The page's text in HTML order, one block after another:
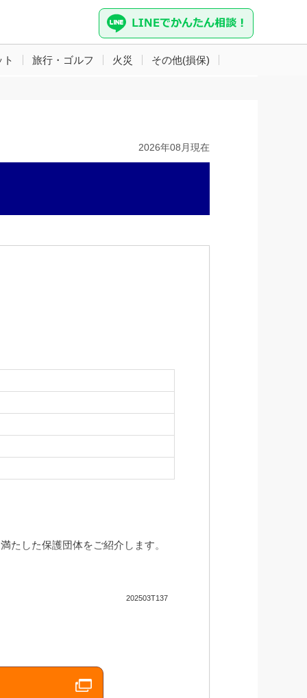
ト 旅行・ゴルフ 火災 その他(損保)
2026年08月現在
たした保護団体をご紹介します。
します。
202503T137